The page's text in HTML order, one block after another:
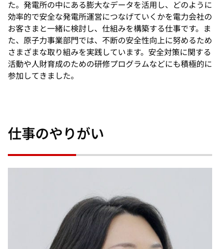
た。発電所の中にある膨大なデータを活用し、どのように
効率的で安全な発電所運営につなげていくかを電力会社の
お客さまと一緒に検討し、仕組みを構築する仕事です。ま
た、原子力事業部門では、不断の安全性向上に努めるため
さまざまな取り組みを実践しています。安全対策に関する
活動や人財育成のための研修プログラムなどにも積極的に
参加してきました。
仕事のやりがい